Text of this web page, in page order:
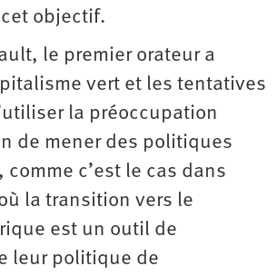
objectif.
le premier orateur a
vert et les tentatives
la préoccupation
de mener des politiques
c’est le cas dans
la transition vers le
est un outil de
leur politique de